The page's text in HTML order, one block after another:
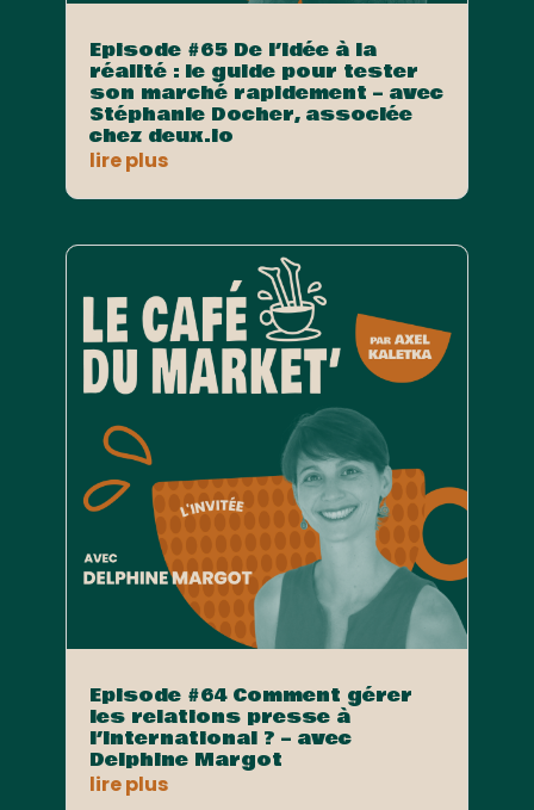
Episode #65 De l’idée à la
réalité : le guide pour tester
son marché rapidement – avec
Stéphanie Docher, associée
chez deux.io
lire plus
Episode #64 Comment gérer
les relations presse à
l’international ? – avec
Delphine Margot
lire plus